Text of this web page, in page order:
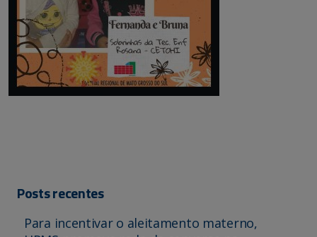
Posts recentes
Para incentivar o aleitamento materno,